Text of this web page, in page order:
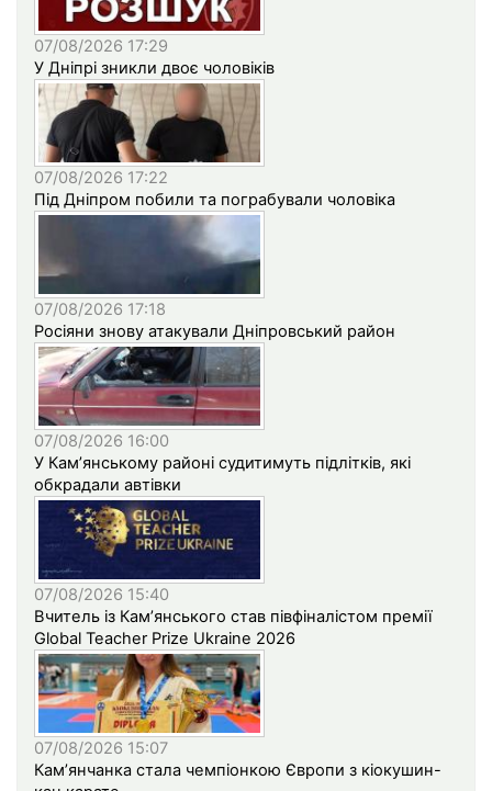
07/08/2026 17:29
У Дніпрі зникли двоє чоловіків
07/08/2026 17:22
Під Дніпром побили та пограбували чоловіка
07/08/2026 17:18
Росіяни знову атакували Дніпровський район
07/08/2026 16:00
У Кам’янському районі судитимуть підлітків, які
обкрадали автівки
07/08/2026 15:40
Вчитель із Кам’янського став півфіналістом премії
Global Teacher Prize Ukraine 2026
07/08/2026 15:07
Кам’янчанка стала чемпіонкою Європи з кіокушин-